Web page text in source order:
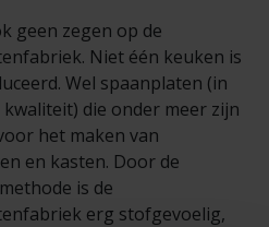
geen zegen op de
Niet één keuken is
Wel spaanplaten (in
kwaliteit) die onder meer zijn
het maken van
en kasten. Door de
is de
erg stofgevoelig,